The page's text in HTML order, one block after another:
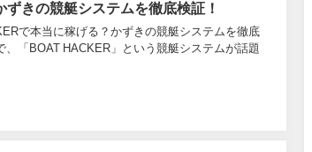
きの競艇システムを徹底検証！
で本当に稼げる？かずきの競艇システムを徹底
「BOAT HACKER」という競艇システムが話題